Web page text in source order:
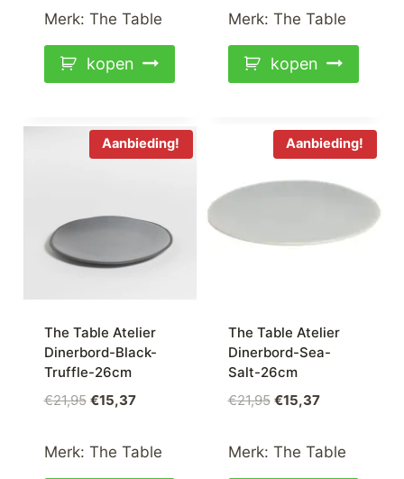
was:
is:
Merk: The Table
kopen
was:
is:
Merk: The Table
kopen
Aanbieding!
The Table Atelier
Dinerbord-Black-
Truffle-26cm
€21,95 Oorspronkelijke
was:
€15,37Huidige
is:
Merk: The Table
Aanbieding!
The Table Atelier
Dinerbord-Sea-
Salt-26cm
€21,95 Oorspronkelijke
was:
€15,37Huidige
is:
Merk: The Table